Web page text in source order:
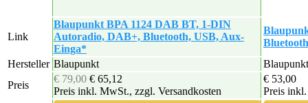
Link
Blaupunkt BPA 1124 DAB BT, 1-DIN
Autoradio, DAB+, Bluetooth, USB, Aux-
Einga*
Hersteller Blaupunkt
Blaupunkt
Preis
€ 79,00 € 65,12
Preis inkl. MwSt., zzgl. Versandkosten
€ 53,00
Preis